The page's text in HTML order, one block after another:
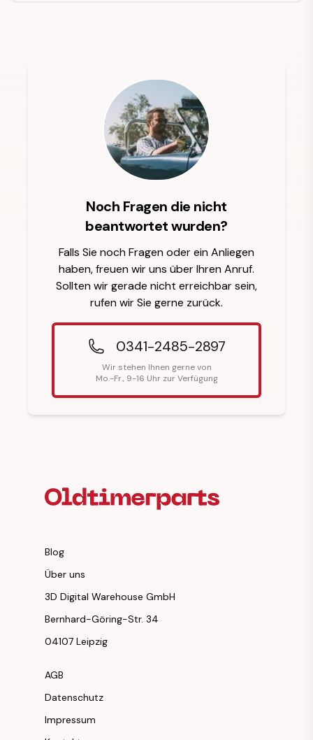
Noch Fragen die nicht
beantwortet wurden?
Falls Sie noch Fragen oder ein Anliegen
haben, freuen wir uns über Ihren Anruf.
Sollten wir gerade nicht erreichbar sein,
rufen wir Sie gerne zurück.
0341-2485-2897
Wir stehen Ihnen gerne von
Mo.-Fr., 9-16 Uhr zur Verfügung
Blog
Über uns
3D Digital Warehouse GmbH
Bernhard-Göring-Str. 34
04107 Leipzig
AGB
Datenschutz
Impressum